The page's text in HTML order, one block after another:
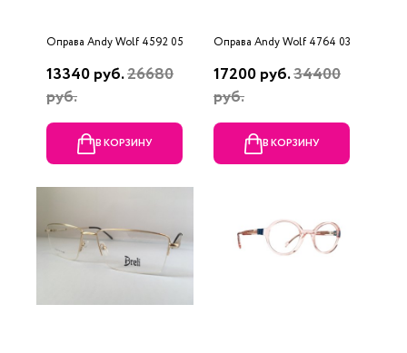
Оправа Andy Wolf 4592 05
13340 руб.26680
руб.
В КОРЗИНУ
Оправа Andy Wolf 4764 03
17200 руб.34400
руб.
В КОРЗИНУ